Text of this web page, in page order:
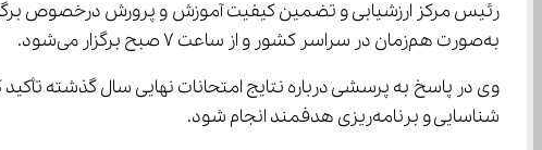
به‌صورت هم‌زمان در سراسر کشور و از ساعت 7 صبح برگزار می‌شود.
وی در پاسخ به پرسشی درباره نتایج امتحانات نهایی سال گذشته
شناسایی و برنامه‌ریزی هدفمند انجام شود.